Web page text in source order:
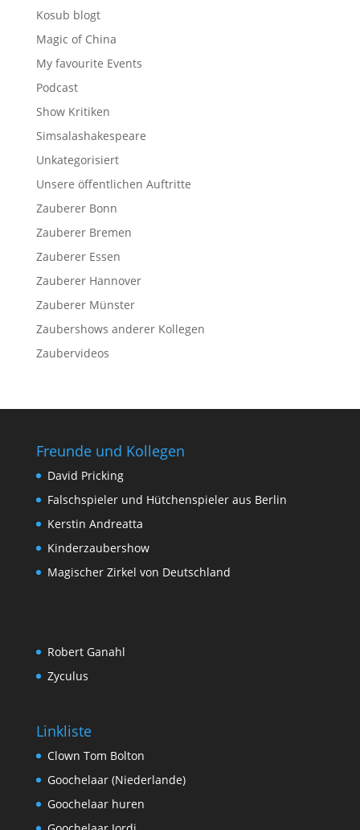
Kosub blogt
Magic of China
My favourite Events
Podcast
Show Kritiken
Simsalashakespeare
Unkategorisiert
Unsere öffentlichen Auftritte
Zauberer Bonn
Zauberer Bremen
Zauberer Essen
Zauberer Hannover
Zauberer Münster
Zaubershows anderer Kollegen
Zaubervideos
Freunde und Kollegen
David Pricking
Falschspieler und Hütchenspieler aus Berlin
Kerstin Andreatta
Kinderzaubershow
Magischer Zirkel von Deutschland
Robert Ganahl
Zyculus
Linkliste
Clown Tom Bolton
Goochelaar (Niederlande)
Goochelaar huren